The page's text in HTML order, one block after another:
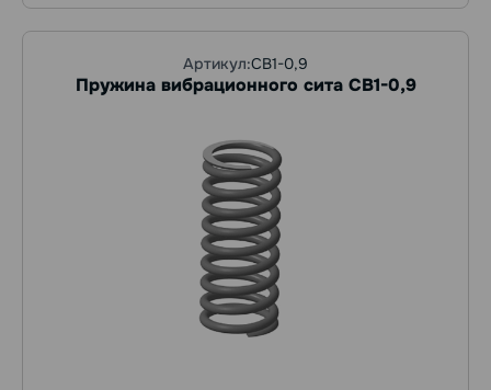
Артикул:СВ1-0,9
Пружина вибрационного сита СВ1-0,9